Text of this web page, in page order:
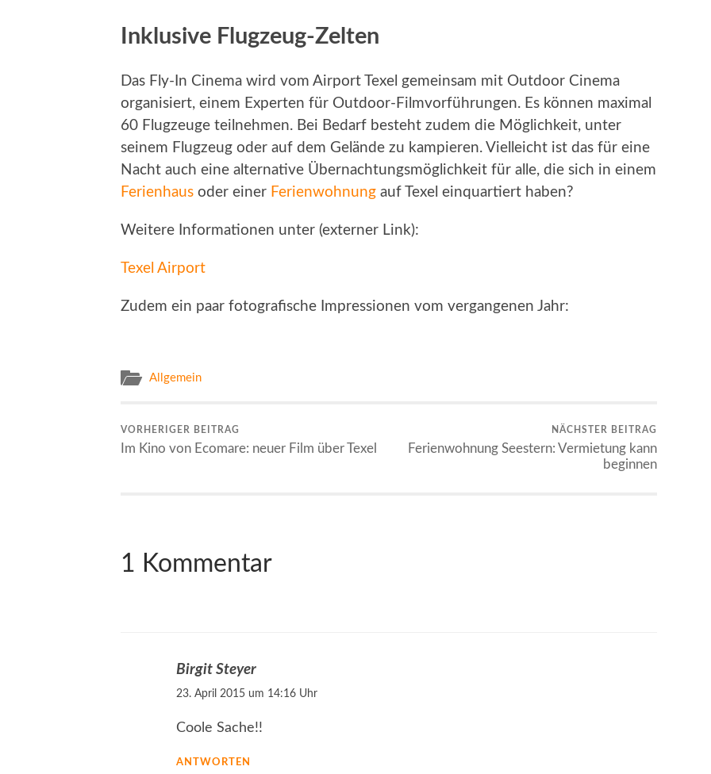
Inklusive Flugzeug-Zelten
Das Fly-In Cinema wird vom Airport Texel gemeinsam mit Outdoor Cinema
organisiert, einem Experten für Outdoor-Filmvorführungen. Es können maximal
60 Flugzeuge teilnehmen. Bei Bedarf besteht zudem die Möglichkeit, unter
seinem Flugzeug oder auf dem Gelände zu kampieren. Vielleicht ist das für eine
Nacht auch eine alternative Übernachtungsmöglichkeit für alle, die sich in einem
Ferienhaus oder einer Ferienwohnung auf Texel einquartiert haben?
Weitere Informationen unter (externer Link):
Texel Airport
Zudem ein paar fotografische Impressionen vom vergangenen Jahr:
Allgemein
VORHERIGER BEITRAG
Im Kino von Ecomare: neuer Film über Texel
NÄCHSTER BEITRAG
Ferienwohnung Seestern: Vermietung kann
beginnen
1 Kommentar
Birgit Steyer
23. April 2015 um 14:16 Uhr
Coole Sache!!
ANTWORTEN